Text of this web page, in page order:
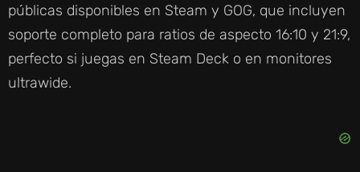
públicas disponibles en Steam y GOG, que incluyen
soporte completo para ratios de aspecto 16:10 y 21:9,
perfecto si juegas en Steam Deck o en monitores
ultrawide.